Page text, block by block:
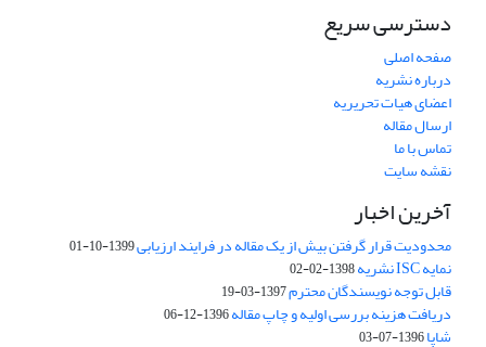
دسترسی سریع
صفحه اصلی
درباره نشریه
اعضای هیات تحریریه
ارسال مقاله
تماس با ما
نقشه سایت
آخرین اخبار
محدودیت قرار گرفتن بیش از یک مقاله در فرایند ارزیابی1399-10-01
نمایه ISC نشریه 1398-02-02
قابل توجه نویسندگان محترم1397-03-19
دریافت هزینه بررسی اولیه و چاپ مقاله1396-12-06
شاپا1396-07-03